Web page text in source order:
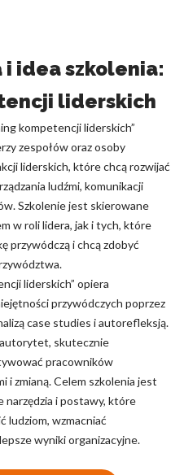
idea szkolenia:
liderskich
kompetencji liderskich”
zespołów oraz osoby
liderskich, które chcą rozwijać
ludźmi, komunikacji
Szkolenie jest skierowane
w roli lidera, jak i tych, które
przywódczą i chcą zdobyć
liderskich” opiera
przywódczych poprzez
case studies i autorefleksją.
skutecznie
pracowników
i zmianą. Celem szkolenia jest
i postawy, które
ludziom, wzmacniać
wyniki organizacyjne.